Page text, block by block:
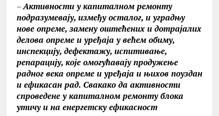
–Активности у капиталном ремонту
подразумевају, између осталог, и уградњу
нове опреме, замену оштећених и дотрајалих
делова опреме и уређаја у већем обиму,
инспекцију, дефектажу, испитивање,
репарацију, које омогућавају продужење
радног века опреме и уређаја и њихов поуздан
и ефикасан рад. Свакако да активности
спроведене у капиталном ремонту блока
утичу и на енергетску ефикасност